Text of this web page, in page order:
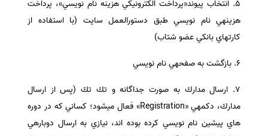
٥. انتخاب پيوند«پرداخت الكترونيكي هزينه نام نويسي»، پرداخت
هزينه­ي نام نويسي طبق دستورالعمل سايت (با استفاده از
كارتهاي بانكي عضو شتاب)
٦. بازگشت به صفحه­ي نام نويسي
٧. ارسال مدارك به صورت جداگانه و تك تك (پس از ارسال
مدارك، دكمه­ي «Registration» فعال ميشود؛ كساني كه در دوره
هاي پيشين نام نويسي كرده بوده ­اند، نيازي به ارسال دوباره­ي